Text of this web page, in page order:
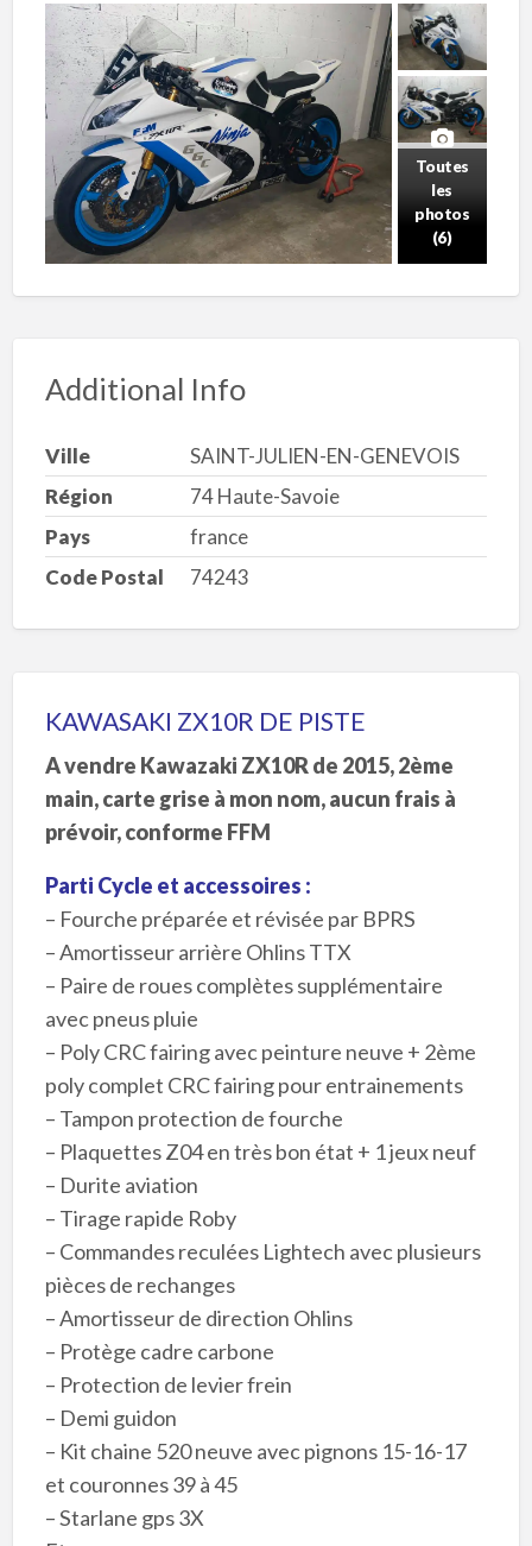
Toutes
les
photos
(6)
Additional Info
Ville
SAINT-JULIEN-EN-GENEVOIS
Région
74 Haute-Savoie
Pays
france
Code Postal
74243
KAWASAKI ZX10R DE PISTE
A vendre Kawazaki ZX10R de 2015, 2ème
main, carte grise à mon nom, aucun frais à
prévoir, conforme FFM
Parti Cycle et accessoires :
– Fourche préparée et révisée par BPRS
– Amortisseur arrière Ohlins TTX
– Paire de roues complètes supplémentaire
avec pneus pluie
– Poly CRC fairing avec peinture neuve + 2ème
poly complet CRC fairing pour entrainements
– Tampon protection de fourche
– Plaquettes Z04 en très bon état + 1 jeux neuf
– Durite aviation
– Tirage rapide Roby
– Commandes reculées Lightech avec plusieurs
pièces de rechanges
– Amortisseur de direction Ohlins
– Protège cadre carbone
– Protection de levier frein
– Demi guidon
– Kit chaine 520 neuve avec pignons 15-16-17
et couronnes 39 à 45
– Starlane gps 3X